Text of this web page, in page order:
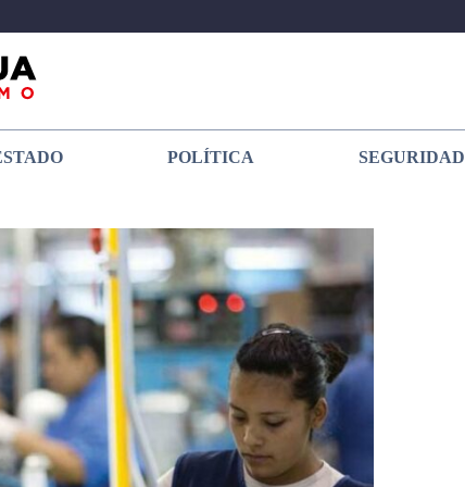
POLÍTICA SEGURIDAD